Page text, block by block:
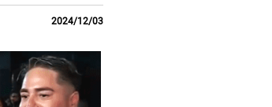
2024/12/03